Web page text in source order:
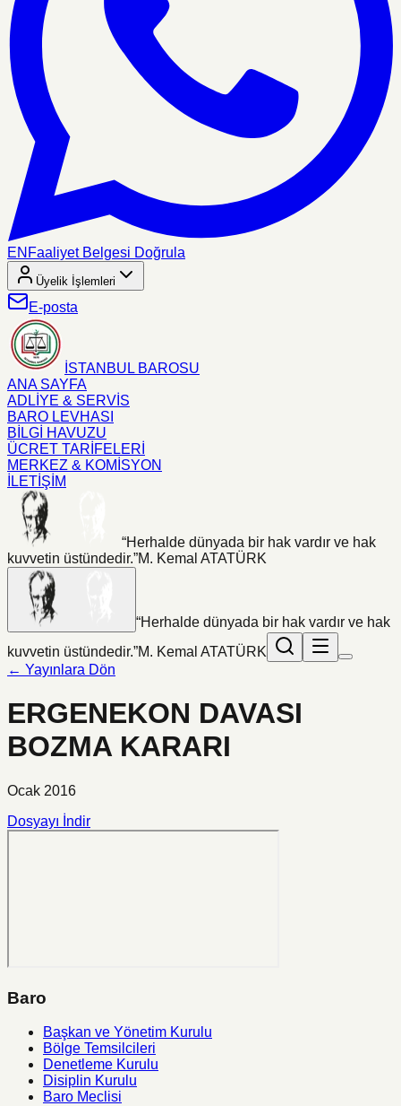
EN Faaliyet Belgesi Doğrula
Üyelik İşlemleri
E-posta
İSTANBUL BAROSU
ANA SAYFA
ADLİYE & SERVİS
BARO LEVHASI
BİLGİ HAVUZU
ÜCRET TARİFELERİ
MERKEZ & KOMİSYON
İLETİŞİM
“Herhalde dünyada bir hak vardır ve hak
kuvvetin üstündedir.”M. Kemal ATATÜRK
“Herhalde dünyada bir hak vardır ve hak
kuvvetin üstündedir.”M. Kemal ATATÜRK
← Yayınlara Dön
ERGENEKON DAVASI
BOZMA KARARI
Ocak 2016
Dosyayı İndir
Baro
Başkan ve Yönetim Kurulu
Bölge Temsilcileri
Denetleme Kurulu
Disiplin Kurulu
Baro Meclisi